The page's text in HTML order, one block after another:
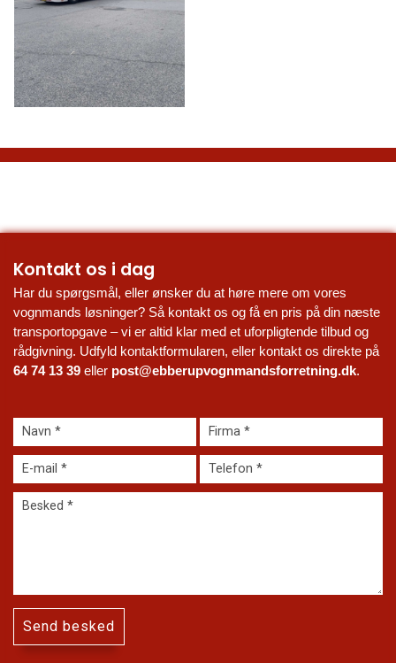
Kontakt os i dag
Har du spørgsmål, eller ønsker du at høre mere om vores
vognmands løsninger? Så kontakt os og få en pris på din næste
transportopgave – vi er altid klar med et uforpligtende tilbud og
64 74 13 39 eller post@ebberupvognmandsforretning.dk.